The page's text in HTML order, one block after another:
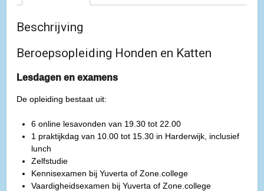
Beschrijving
Beroepsopleiding Honden en Katten
Lesdagen en examens
De opleiding bestaat uit:
6 online lesavonden van 19.30 tot 22.00
1 praktijkdag van 10.00 tot 15.30 in Harderwijk, inclusief
lunch
Zelfstudie
Kennisexamen bij Yuverta of Zone.college
Vaardigheidsexamen bij Yuverta of Zone.college